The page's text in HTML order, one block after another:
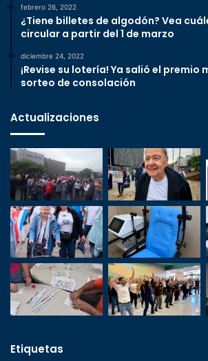
febrero 26, 2022
¿Tiene billetes de algodón? Vea
circular a partir del 1 de marzo
diciembre 24, 2022
¡Revise su lotería! Ya salió el premio
sorteo de consolación
Actualizaciones
Etiquetas